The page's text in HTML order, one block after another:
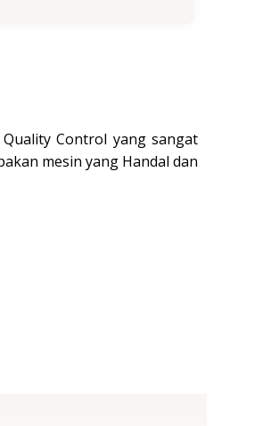
Control yang sangat
mesin yang Handal dan